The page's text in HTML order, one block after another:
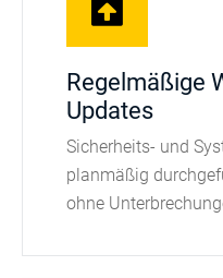
Regelmäßige
Updates
Sicherheits- und
planmäßig
ohne